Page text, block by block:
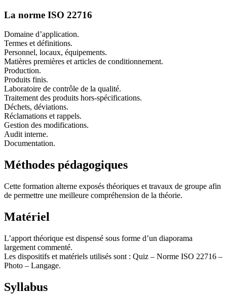
La norme ISO 22716
Domaine d’application.
Termes et définitions.
Personnel, locaux, équipements.
Matières premières et articles de conditionnement.
Production.
Produits finis.
Laboratoire de contrôle de la qualité.
Traitement des produits hors-spécifications.
Déchets, déviations.
Réclamations et rappels.
Gestion des modifications.
Audit interne.
Documentation.
Méthodes pédagogiques
Cette formation alterne exposés théoriques et travaux de groupe afin
de permettre une meilleure compréhension de la théorie.
Matériel
L’apport théorique est dispensé sous forme d’un diaporama
largement commenté.
Les dispositifs et matériels utilisés sont : Quiz – Norme ISO 22716 –
Photo – Langage.
Syllabus